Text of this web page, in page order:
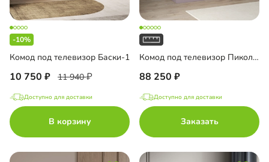
-10%
Комод под телевизор Баски-1
10 750 11 940
Доступно для доставки
В корзину
Комод под телевизор Пиколлия
88 250
Доступно для доставки
Заказать